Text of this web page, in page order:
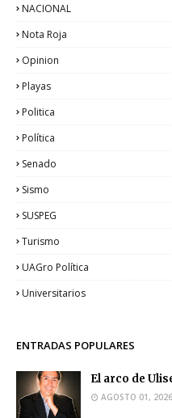
NACIONAL
Nota Roja
Opinion
Playas
Politica
Política
Senado
Sismo
SUSPEG
Turismo
UAGro Política
Universitarios
ENTRADAS POPULARES
El arco de
AGOSTO 01, 2026